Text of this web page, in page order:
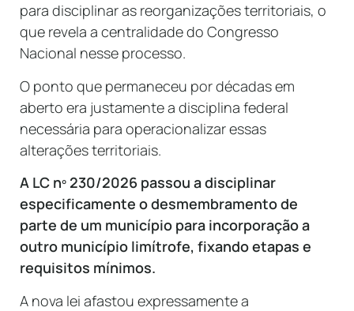
para disciplinar as reorganizações territoriais, o
que revela a centralidade do Congresso
Nacional nesse processo.
O ponto que permaneceu por décadas em
aberto era justamente a disciplina federal
necessária para operacionalizar essas
alterações territoriais.
A LC nº 230/2026 passou a disciplinar
especificamente o desmembramento de
parte de um município para incorporação a
outro município limítrofe, fixando etapas e
requisitos mínimos.
A nova lei afastou expressamente a